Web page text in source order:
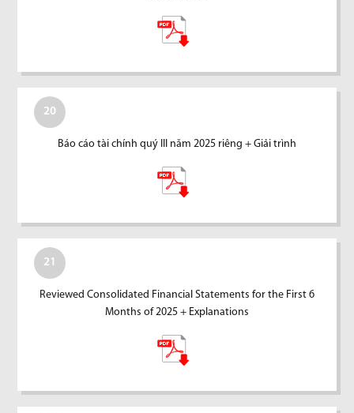
20
Báo cáo tài chính quý III năm 2025 riêng + Giải trình
21
Reviewed Consolidated Financial Statements for the First 6
Months of 2025 + Explanations